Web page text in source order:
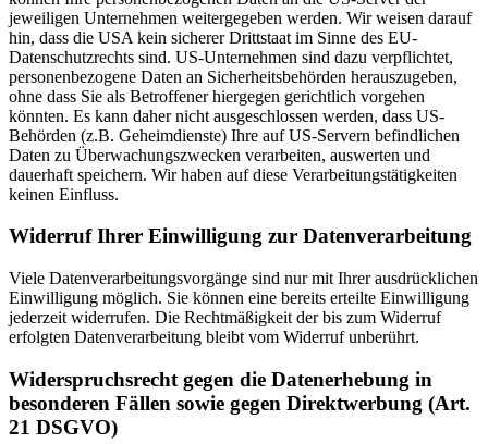
jeweiligen Unternehmen weitergegeben werden. Wir weisen darauf
hin, dass die USA kein sicherer Drittstaat im Sinne des EU-
Datenschutzrechts sind. US-Unternehmen sind dazu verpflichtet,
personenbezogene Daten an Sicherheitsbehörden herauszugeben,
ohne dass Sie als Betroffener hiergegen gerichtlich vorgehen
könnten. Es kann daher nicht ausgeschlossen werden, dass US-
Behörden (z.B. Geheimdienste) Ihre auf US-Servern befindlichen
Daten zu Überwachungszwecken verarbeiten, auswerten und
dauerhaft speichern. Wir haben auf diese Verarbeitungstätigkeiten
keinen Einfluss.
Widerruf Ihrer Einwilligung zur Datenverarbeitung
Viele Datenverarbeitungsvorgänge sind nur mit Ihrer ausdrücklichen
Einwilligung möglich. Sie können eine bereits erteilte Einwilligung
jederzeit widerrufen. Die Rechtmäßigkeit der bis zum Widerruf
erfolgten Datenverarbeitung bleibt vom Widerruf unberührt.
Widerspruchsrecht gegen die Datenerhebung in
besonderen Fällen sowie gegen Direktwerbung (Art.
21 DSGVO)